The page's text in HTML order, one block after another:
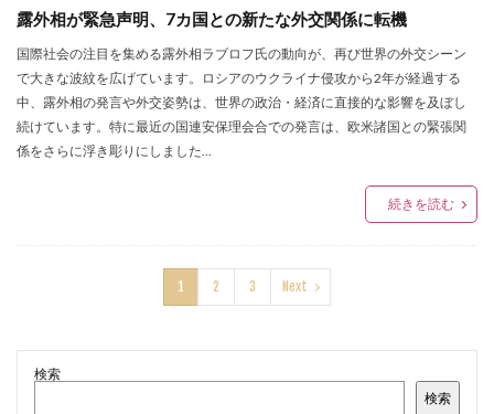
露外相が緊急声明、7カ国との新たな外交関係に転機
国際社会の注目を集める露外相ラブロフ氏の動向が、再び世界の外交シーン
で大きな波紋を広げています。ロシアのウクライナ侵攻から2年が経過する
中、露外相の発言や外交姿勢は、世界の政治・経済に直接的な影響を及ぼし
続けています。特に最近の国連安保理会合での発言は、欧米諸国との緊張関
係をさらに浮き彫りにしました...
続きを読む
1 2 3 Next
検索
検索